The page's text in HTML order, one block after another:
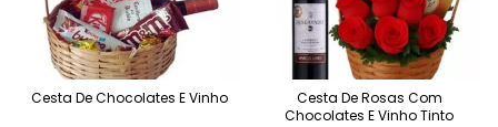
Cesta De Chocolates E Vinho
Cesta De Rosas Com
Chocolates E Vinho Tinto